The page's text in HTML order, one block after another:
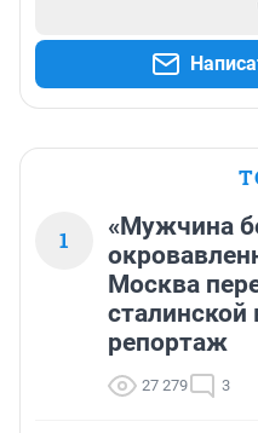
1
«Мужчина
Москва
репортаж
27 279 3